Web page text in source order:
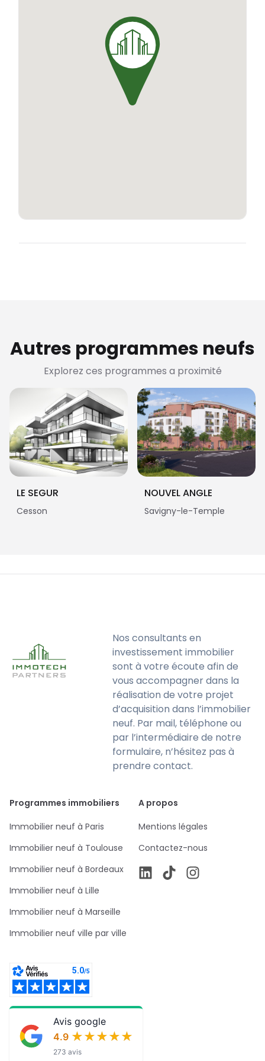
parkings, un aérien de 30 places et un souterrain
de 75 places, ainsi que des locaux dédiés aux
deux roues et poussettes pour répondre aux
besoins de chacun. Les logements, aux beaux
volumes et à la luminosité exceptionnelle,
offrent une qualité de vie confortable et
apaisante, avec une isolation thermique et
Autres programmes neufs
Explorez ces programmes a proximité
LE SEGUR
Cesson
NOUVEL ANGLE
Savigny-le-Temple
Nos consultants en
investissement immobilier
sont à votre écoute afin de
vous accompagner dans la
réalisation de votre projet
d’acquisition dans l’immobilier
neuf. Par mail, téléphone ou
par l’intermédiaire de notre
formulaire, n’hésitez pas à
prendre contact.
Programmes immobiliers
Immobilier neuf à Paris
Immobilier neuf à Toulouse
Immobilier neuf à Bordeaux
Immobilier neuf à Lille
Immobilier neuf à Marseille
Immobilier neuf ville par ville
A propos
Mentions légales
Contactez-nous
Avis google
4.9 ★★★★★
★★★★★
273 avis